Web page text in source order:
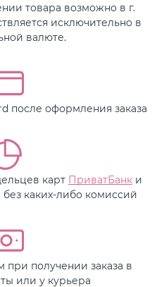
товара возможно в г.
исключительно в
валюте.
после оформления заказа
карт ПриватБанк и
каких-либо комиссий
получении заказа в
или у курьера